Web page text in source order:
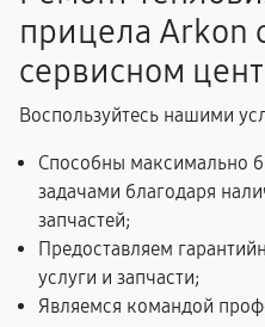
прицела Arkon
сервисном
Воспользуйтесь нашими
Способны максимально
задачами благодаря
запчастей;
Предоставляем
услуги и запчасти;
Являемся командой